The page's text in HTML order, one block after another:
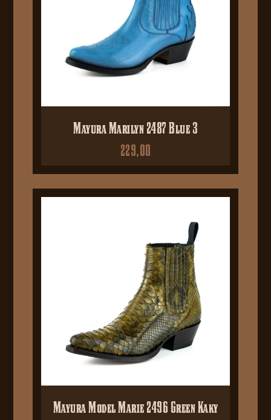
Mayura Marilyn 2487 Blue 3
229,00
Mayura Model Marie 2496 Green Kaky